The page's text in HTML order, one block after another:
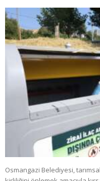
Osmangazi Belediyesi,